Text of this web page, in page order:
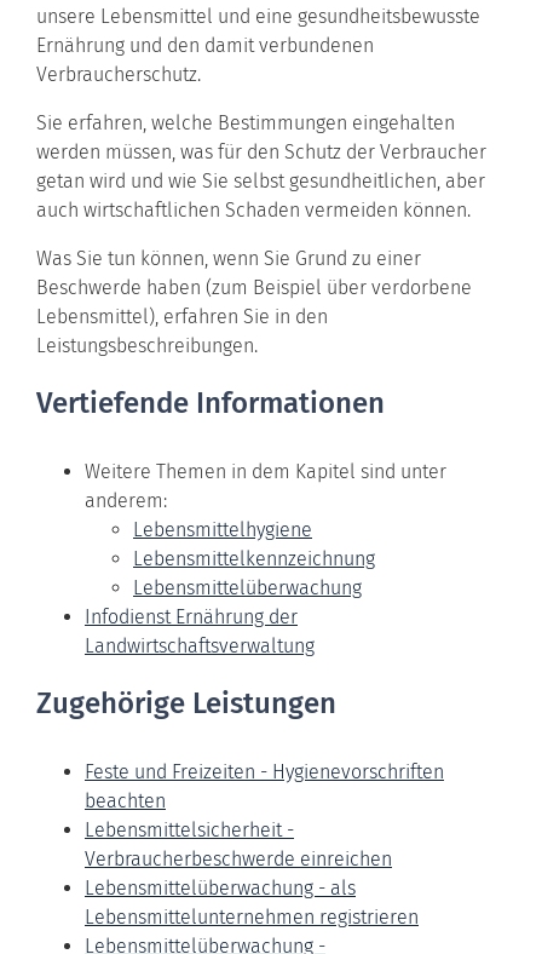
unsere Lebensmittel und eine gesundheitsbewusste
Ernährung und den damit verbundenen
Verbraucherschutz.
Sie erfahren, welche Bestimmungen eingehalten
werden müssen, was für den Schutz der Verbraucher
getan wird und wie Sie selbst gesundheitlichen, aber
auch wirtschaftlichen Schaden vermeiden können.
Was Sie tun können, wenn Sie Grund zu einer
Beschwerde haben (zum Beispiel über verdorbene
Lebensmittel), erfahren Sie in den
Leistungsbeschreibungen.
Vertiefende Informationen
Weitere Themen in dem Kapitel sind unter
anderem:
Lebensmittelhygiene
Lebensmittelkennzeichnung
Lebensmittelüberwachung
Infodienst Ernährung der
Landwirtschaftsverwaltung
Zugehörige Leistungen
Feste und Freizeiten - Hygienevorschriften
beachten
Lebensmittelsicherheit -
Verbraucherbeschwerde einreichen
Lebensmittelüberwachung - als
Lebensmittelunternehmen registrieren
Lebensmittelüberwachung -